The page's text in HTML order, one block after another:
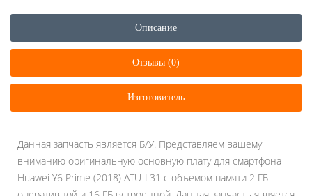
Описание
Отзывы (0)
Изготовитель
Данная запчасть является Б/У. Представляем вашему
вниманию оригинальную основную плату для смартфона
Huawei Y6 Prime (2018) ATU-L31 с объемом памяти 2 ГБ